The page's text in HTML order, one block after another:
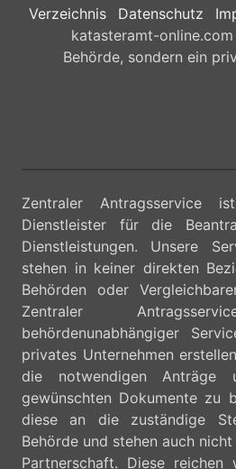
Verzeichnis Datenschutz
katasteramt-
Behörde, sondern ein
Zentraler Antragsservice
Dienstleister für die
Dienstleistungen. Unsere
stehen in keiner direkten
Behörden oder
Zentraler
behördenunabhängiger
privates Unternehmen
die notwendigen
gewünschten Dokumente zu
diese an die zuständige
Behörde und stehen auch
Partnerschaft. Diese